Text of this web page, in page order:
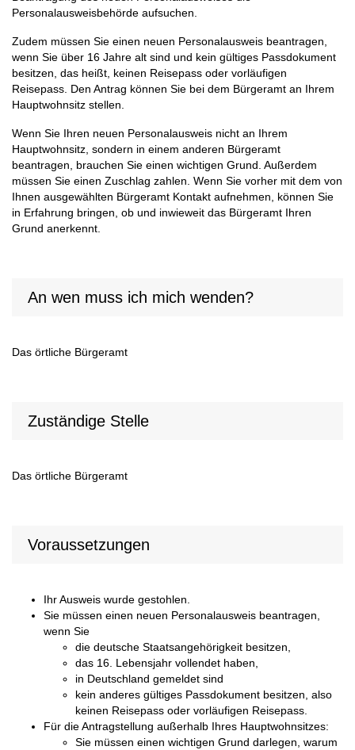
Personalausweisbehörde aufsuchen.
Zudem müssen Sie einen neuen Personalausweis beantragen,
wenn Sie über 16 Jahre alt sind und kein gültiges Passdokument
besitzen, das heißt, keinen Reisepass oder vorläufigen
Reisepass. Den Antrag können Sie bei dem Bürgeramt an Ihrem
Hauptwohnsitz stellen.
Wenn Sie Ihren neuen Personalausweis nicht an Ihrem
Hauptwohnsitz, sondern in einem anderen Bürgeramt
beantragen, brauchen Sie einen wichtigen Grund. Außerdem
müssen Sie einen Zuschlag zahlen. Wenn Sie vorher mit dem von
Ihnen ausgewählten Bürgeramt Kontakt aufnehmen, können Sie
in Erfahrung bringen, ob und inwieweit das Bürgeramt Ihren
Grund anerkennt.
An wen muss ich mich wenden?
Das örtliche Bürgeramt
Zuständige Stelle
Das örtliche Bürgeramt
Voraussetzungen
Ihr Ausweis wurde gestohlen.
Sie müssen einen neuen Personalausweis beantragen,
wenn Sie
die deutsche Staatsangehörigkeit besitzen,
das 16. Lebensjahr vollendet haben,
in Deutschland gemeldet sind
kein anderes gültiges Passdokument besitzen, also
keinen Reisepass oder vorläufigen Reisepass.
Für die Antragstellung außerhalb Ihres Hauptwohnsitzes:
Sie müssen einen wichtigen Grund darlegen, warum